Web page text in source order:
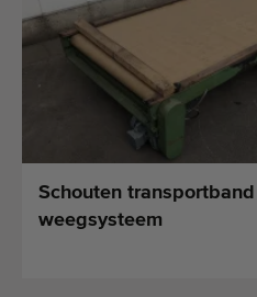
Laatst bekeken machines
Laatst toegevoegde
Merken
Schouten
weegsysteem